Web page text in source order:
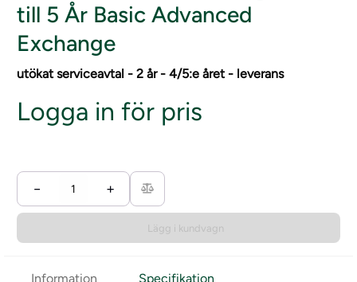
till 5 År Basic Advanced
Exchange
utökat serviceavtal - 2 år - 4/5:e året - leverans
Logga in för pris
− +
Lägg i kundvagn
Information Specifikation